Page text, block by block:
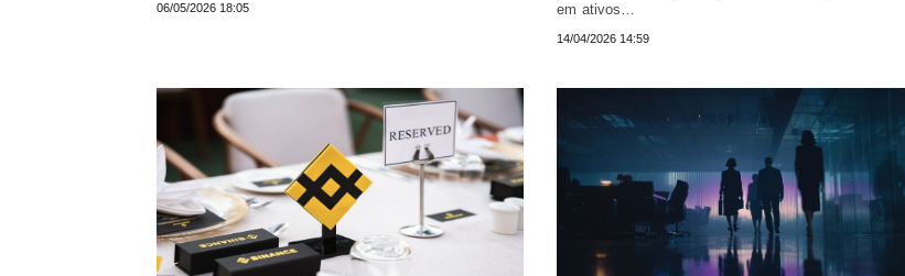
06/05/2026 18:05
em ativos…
14/04/2026 14:59